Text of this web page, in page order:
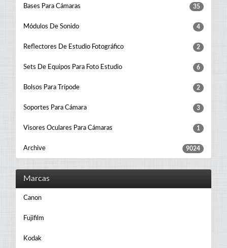
Bases Para Cámaras 35
Módulos De Sonido 4
Reflectores De Estudio Fotográfico 2
Sets De Equipos Para Foto Estudio 6
Bolsos Para Trípode 2
Soportes Para Cámara 3
Visores Oculares Para Cámaras 1
Archive 9024
Marcas
Canon
Fujifilm
Kodak